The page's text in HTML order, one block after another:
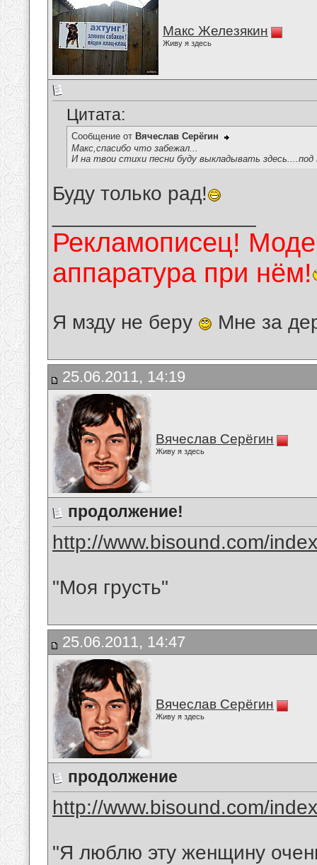
Макс Железякин
Живу я здесь
Цитата:
Сообщение от Вячеслав Серёгин
Макс,спасибо что забежал...
И на твои стихи песни буду выкладывать
Буду только рад!
Рекламописец!
аппаратура при нём!
Я мзду не беру Мне за
25.06.2011, 14:19
Вячеслав Серёгин
Живу я здесь
продолжение!
http://www.bisound.com/
"Моя грусть"
25.06.2011, 14:47
Вячеслав Серёгин
Живу я здесь
продолжение
http://www.bisound.com/
"Я люблю эту женщину